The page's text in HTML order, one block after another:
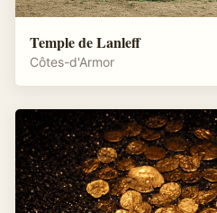
Temple de Lanleff
Côtes-d'Armor